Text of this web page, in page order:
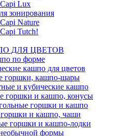
Lux
зонирования
Nature
Tutch!
ДЛЯ ЦВЕТОВ
по форме
кашпо для цветов
горшки, кашпо-шары
и кубические кашпо
горшки и кашпо, конусы
горшки и кашпо
и кашпо, чаши
горшки и кашпо-лодки
формы